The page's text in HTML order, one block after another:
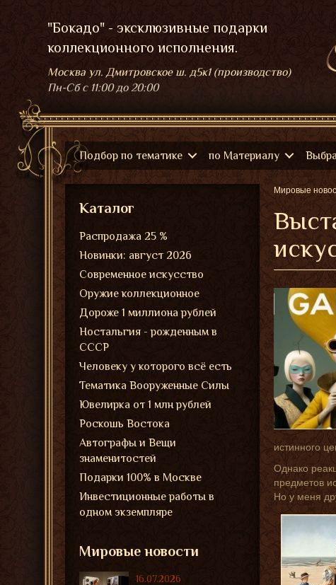
"Бокадо" - эксклюзивные подарки
коллекционного исполнения.
Москва ул. Дмитровское ш. д5к1 (производство)
Пн-Сбс 11:00 до 20:00
Подбор по тематике по Материалу
Мировые
истинного
Однако
предметов
Но у меня
Каталог
Распродажа 25 %
Новинки: август 2026
Современное искусство
Оружие коллекционное
Дороже 1 миллиона рублей
Ностальгия - рожденным в
СССР
Человеку у которого всё есть
Тематика Вооруженные Силы
Ювелирка от 1 млн рублей
Роскошь Востока
Автографы и Вещи
знаменитостей
Подарки 100% в Москве
Инвестиционные работы в
одном экземпляре
Мировые новости
16.07.2026